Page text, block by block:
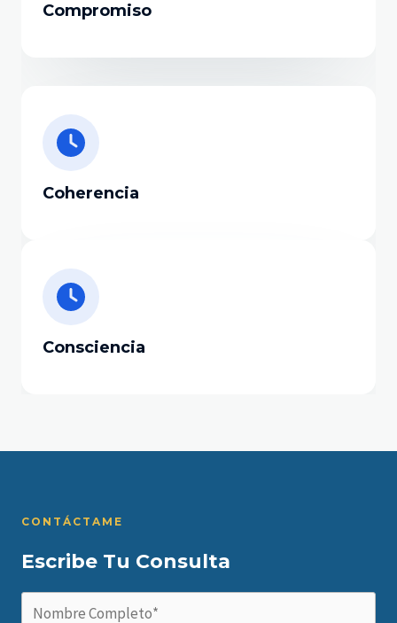
Compromiso
Coherencia
Consciencia
CONTÁCTA ME
Escribe Tu Consulta